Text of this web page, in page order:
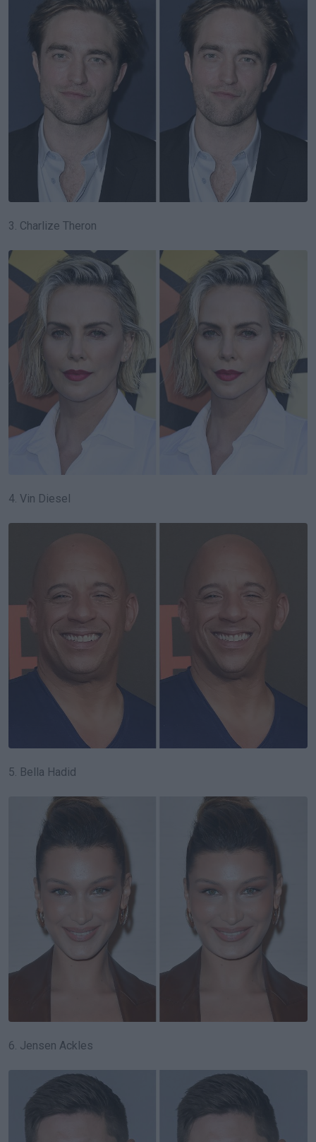
3. Charlize Theron
4. Vin Diesel
5. Bella Hadid
6. Jensen Ackles